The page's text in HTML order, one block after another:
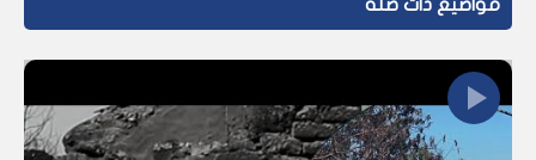
مواضيع ذات صلة